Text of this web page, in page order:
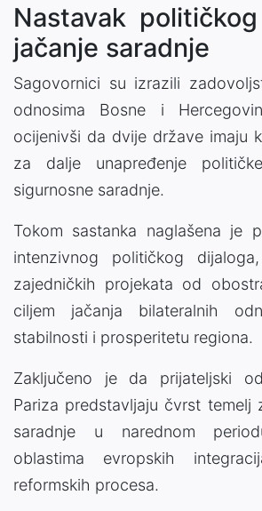
Nastavak
jačanje saradnje
Sagovornici su izrazili
odnosima Bosne i
ocijenivši da dvije države imaju
za dalje unapređenje
sigurnosne saradnje.
Tokom sastanka naglašena je
intenzivnog političkog
zajedničkih projekata od
ciljem jačanja bilateralnih
stabilnosti i prosperitetu regiona.
Zaključeno je da prijateljski
Pariza predstavljaju čvrst temelj
saradnje u narednom
oblastima evropskih
reformskih procesa.